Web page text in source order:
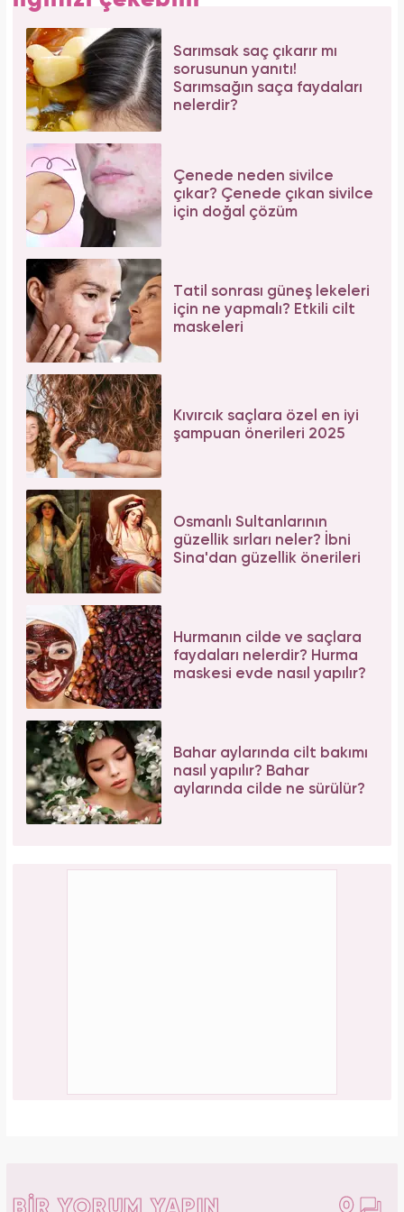
Sarımsak saç çıkarır mı
sorusunun yanıtı!
Sarımsağın saça faydaları
nelerdir?
Çenede neden sivilce
çıkar? Çenede çıkan sivilce
için doğal çözüm
Tatil sonrası güneş lekeleri
için ne yapmalı? Etkili cilt
maskeleri
Kıvırcık saçlara özel en iyi
şampuan önerileri 2025
Osmanlı Sultanlarının
güzellik sırları neler? İbni
Sina'dan güzellik önerileri
Hurmanın cilde ve saçlara
faydaları nelerdir? Hurma
maskesi evde nasıl yapılır?
Bahar aylarında cilt bakımı
nasıl yapılır? Bahar
aylarında cilde ne sürülür?
0